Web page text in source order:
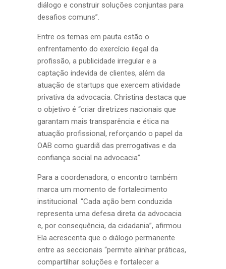
diálogo e construir soluções conjuntas para
desafios comuns”.
Entre os temas em pauta estão o
enfrentamento do exercício ilegal da
profissão, a publicidade irregular e a
captação indevida de clientes, além da
atuação de startups que exercem atividade
privativa da advocacia. Christina destaca que
o objetivo é “criar diretrizes nacionais que
garantam mais transparência e ética na
atuação profissional, reforçando o papel da
OAB como guardiã das prerrogativas e da
confiança social na advocacia”.
Para a coordenadora, o encontro também
marca um momento de fortalecimento
institucional. “Cada ação bem conduzida
representa uma defesa direta da advocacia
e, por consequência, da cidadania”, afirmou.
Ela acrescenta que o diálogo permanente
entre as seccionais “permite alinhar práticas,
compartilhar soluções e fortalecer a